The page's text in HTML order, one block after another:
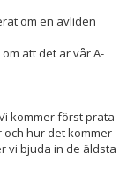
om en avliden
att det är vår A-
kommer först prata
hur det kommer
vi bjuda in de äldsta